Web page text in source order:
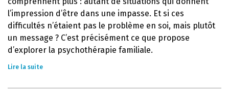
l’impression d’être dans une impasse. Et si ces
difficultés n’étaient pas le problème en soi, mais plutôt
un message ? C’est précisément ce que propose
d’explorer la psychothérapie familiale.
Lire la suite